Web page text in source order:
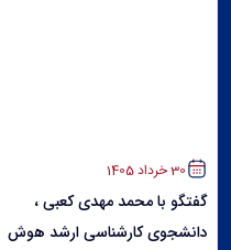
30 خرداد 1405
گفتگو با محمد مهدی کعبی ،
دانشجوی کارشناسی ارشد هوش